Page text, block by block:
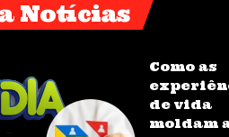
Notícias
Como as
de vida
moldam